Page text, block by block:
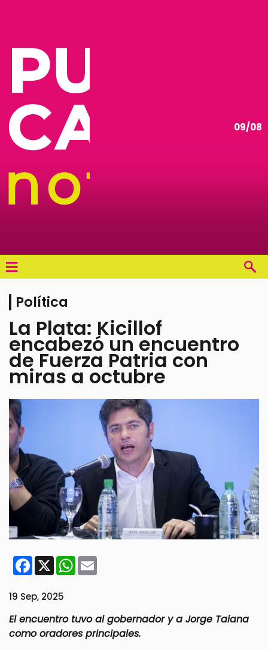
09/08
≡
Política
La Plata: Kicillof
encabezó un encuentro
de Fuerza Patria con
miras a octubre
Facebook
X WhatsApp
Email
19 Sep, 2025
El encuentro tuvo al gobernador y a Jorge Taiana
como oradores principales.